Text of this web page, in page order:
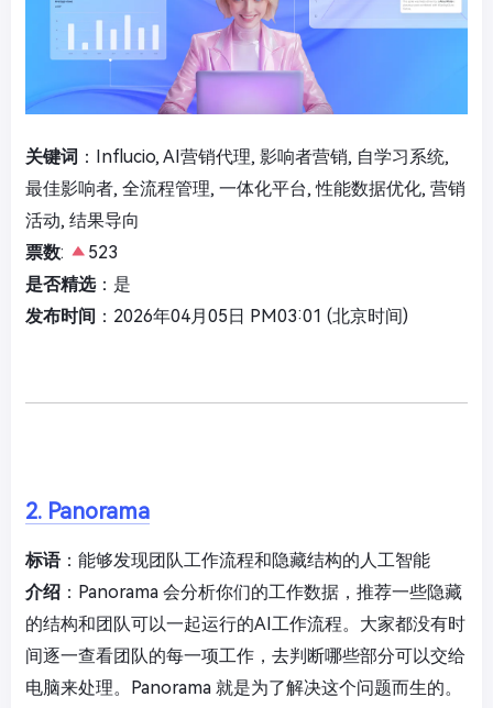
关键词 ：Influcio, AI营销代理, 影响者营销, 自学习系统,
最佳影响者, 全流程管理, 一体化平台, 性能数据优化, 营销
活动, 结果导向
票数:
523
是否精选：是
发布时间 ：2026年04月05日 PM03:01 (北京时间)
2. Panorama
标语：能够发现团队工作流程和隐藏结构的人工智能
介绍 ：Panorama 会分析你们的工作数据，推荐一些隐藏
的结构和团队可以一起运行的AI工作流程。大家都没有时
间逐一查看团队的每一项工作，去判断哪些部分可以交给
电脑来处理。Panorama 就是为了解决这个问题而生的。